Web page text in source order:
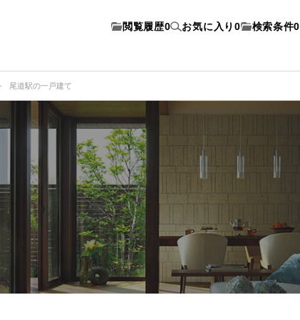
閲覧履歴0 お気に入り 0 検索条件0
尾道駅の一戸建て